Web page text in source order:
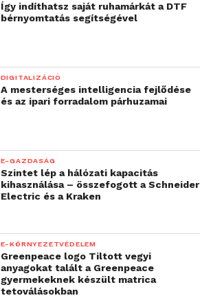
Így indíthatsz saját ruhamárkát a DTF
bérnyomtatás segítségével
DIGITALIZÁCIÓ
A mesterséges intelligencia fejlődése
és az ipari forradalom párhuzamai
E-GAZDASÁG
Szintet lép a hálózati kapacitás
kihasználása – összefogott a Schneider
Electric és a Kraken
E-KÖRNYEZETVÉDELEM
Greenpeace logo Tiltott vegyi
anyagokat talált a Greenpeace
gyermekeknek készült matrica
tetoválásokban